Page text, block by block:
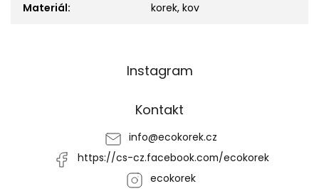
Materiál: korek, kov
Instagram
Kontakt
info@ecokorek.cz
https://cs-cz.facebook.com/ecokorek
ecokorek